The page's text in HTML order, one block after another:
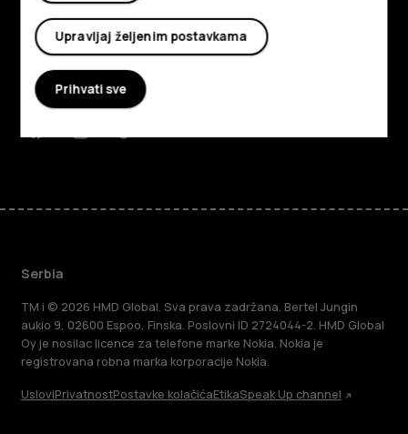
O kompaniji
Planet and people
Podrška
FacebookInstagram
TiktokYoutubeLinkedinDiscord
Serbia
TM i © 2026 HMD Global. Sva prava zadržana. Bertel Jungin
aukio 9, 02600 Espoo, Finska. Poslovni ID 2724044-2. HMD Global
Oy je nosilac licence za telefone marke Nokia. Nokia je
registrovana robna marka korporacije Nokia.
UsloviPrivatnostPostavke kolačićaEtikaSpeak Up channel
Upravljaj željenim postavkama
Prihvati sve